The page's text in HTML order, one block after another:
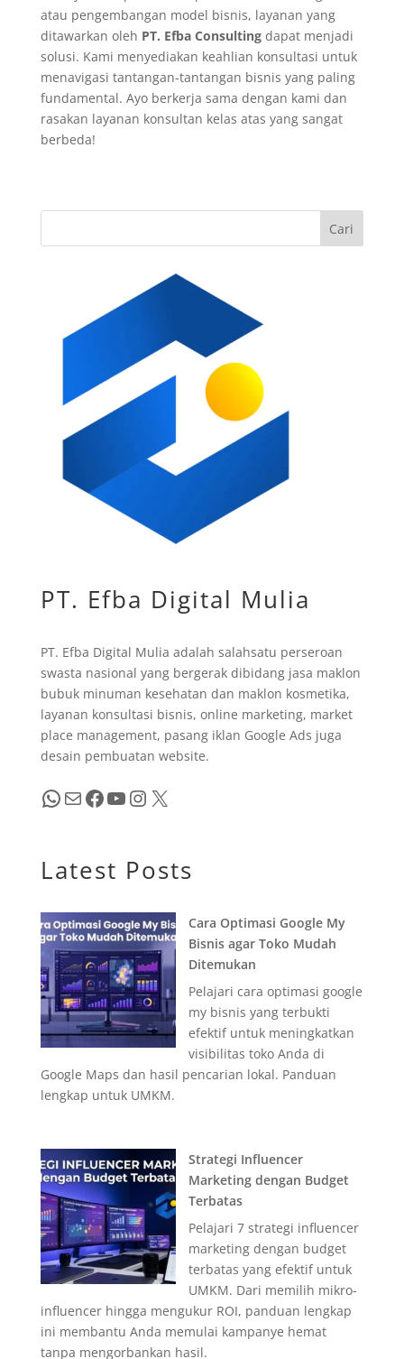
atau pengembangan model bisnis, layanan yang
ditawarkan oleh PT. Efba Consultingdapat menjadi
solusi. Kami menyediakan keahlian konsultasi untuk
menavigasi tantangan-tantangan bisnis yang paling
fundamental. Ayo berkerja sama dengan kami dan
rasakan layanan konsultan kelas atas yang sangat
berbeda!
Cari
PT. Efba Digital Mulia
PT. Efba Digital Mulia adalah salahsatu perseroan
swasta nasional yang bergerak dibidang jasa maklon
bubuk minuman kesehatan dan maklon kosmetika,
layanan konsultasi bisnis, online marketing, market
place management, pasang iklan Google Ads juga
desain pembuatan website.
WhatsApp Mail Facebook YouTube InstagramX
Latest Posts
Cara Optimasi Google My
Bisnis agar Toko Mudah
Ditemukan
Pelajari cara optimasi google
my bisnis yang terbukti
efektif untuk meningkatkan
visibilitas toko Anda di
Google Maps dan hasil pencarian lokal. Panduan
lengkap untuk UMKM.
Strategi Influencer
Marketing dengan Budget
Terbatas
Pelajari 7 strategi influencer
marketing dengan budget
terbatas yang efektif untuk
UMKM. Dari memilih mikro-
influencer hingga mengukur ROI, panduan lengkap
ini membantu Anda memulai kampanye hemat
tanpa mengorbankan hasil.